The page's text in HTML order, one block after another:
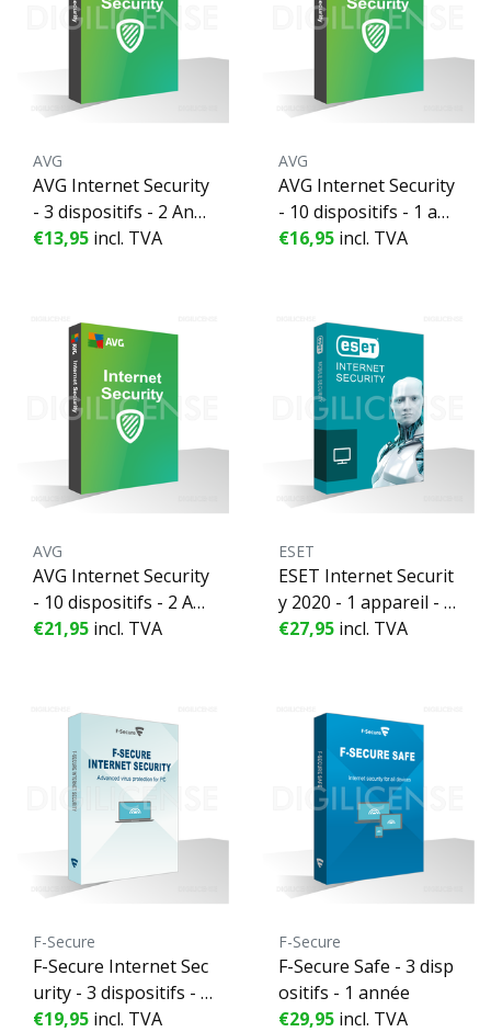
AVG
AVG Internet Security
- 3 dispositifs - 2 Ann
ées
€13,95 incl. TVA
AVG
AVG Internet Security
- 10 dispositifs - 1 an
née
€16,95 incl. TVA
AVG
AVG Internet Security
- 10 dispositifs - 2 An
nées
€21,95 incl. TVA
ESET
ESET Internet Securit
y 2020 - 1 appareil - 1
année
€27,95 incl. TVA
F-Secure
F-Secure Internet Sec
urity - 3 dispositifs - 1
année
€19,95 incl. TVA
F-Secure
F-Secure Safe - 3 disp
ositifs - 1 année
€29,95 incl. TVA